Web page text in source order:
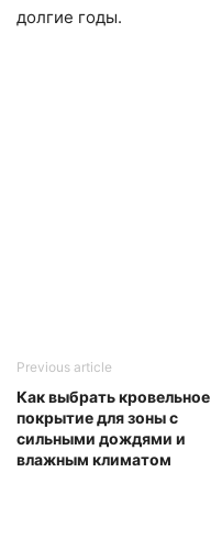
долгие годы.
Previous article
Как выбрать кровельное
покрытие для зоны с
сильными дождями и
влажным климатом